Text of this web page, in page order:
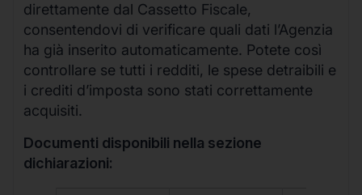
direttamente dal Cassetto Fiscale,
consentendovi di verificare quali dati l’Agenzia
ha già inserito automaticamente. Potete così
controllare se tutti i redditi, le spese detraibili e
i crediti d’imposta sono stati correttamente
acquisiti.
Documenti disponibili nella sezione
dichiarazioni: